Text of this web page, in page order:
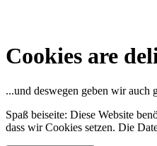
Cookies are
...und deswegen geben wir auch
Spaß beiseite: Diese Website
dass wir Cookies setzen. Die